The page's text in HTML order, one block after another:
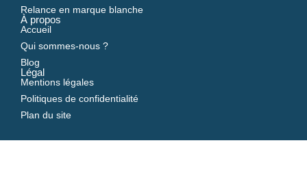
Relance en marque blanche
À propos
Accueil
Qui sommes-nous ?
Blog
Légal
Mentions légales
Politiques de confidentialité
Plan du site